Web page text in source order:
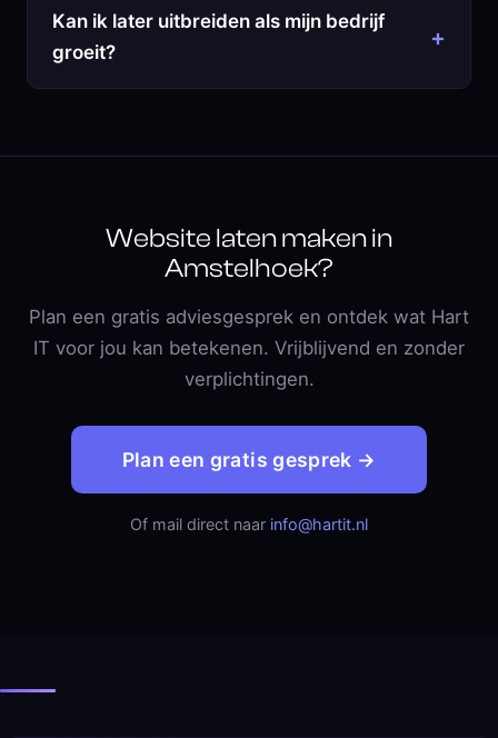
Kan ik later uitbreiden als mijn bedrijf
groeit?
Website laten maken in
Amstelhoek?
Plan een gratis adviesgesprek en ontdek wat Hart
IT voor jou kan betekenen. Vrijblijvend en zonder
verplichtingen.
Plan een gratis gesprek →
Of mail direct naar info@hartit.nl